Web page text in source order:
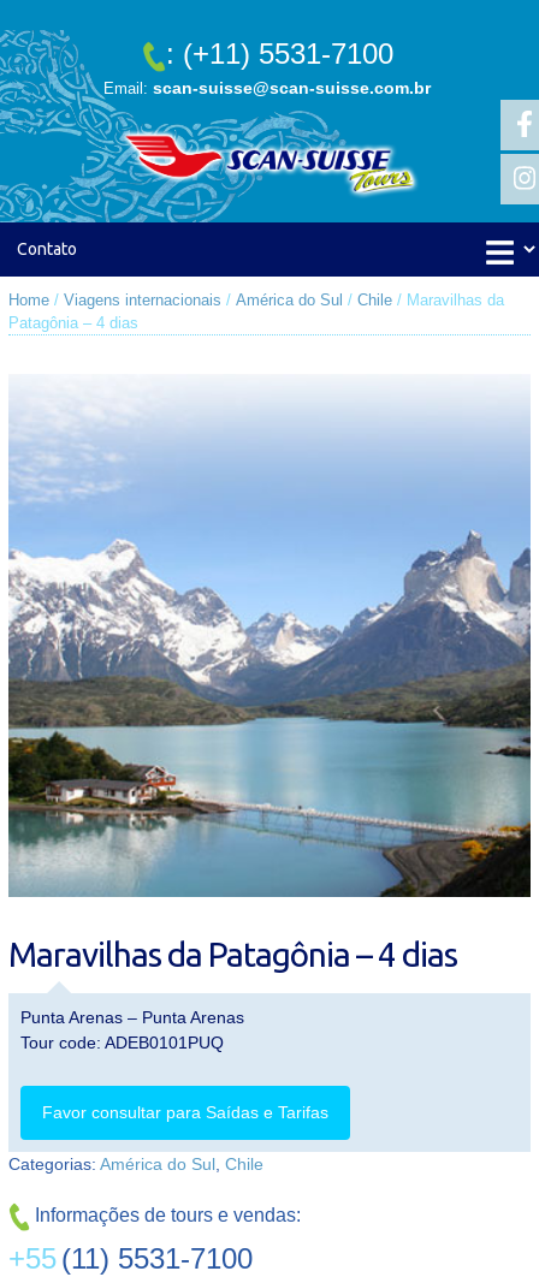
: (+11) 5531-7100
Email: scan-suisse@scan-suisse.com.br
Home/ Viagens internacionais / América do Sul / Chile/ Maravilhas da
Patagônia – 4 dias
Maravilhas da Patagônia – 4 dias
Punta Arenas – Punta Arenas
Tour code: ADEB0101PUQ
Favor consultar para Saídas e Tarifas
Categorias: América do Sul, Chile
Informações de tours e vendas:
+55(11) 5531-7100